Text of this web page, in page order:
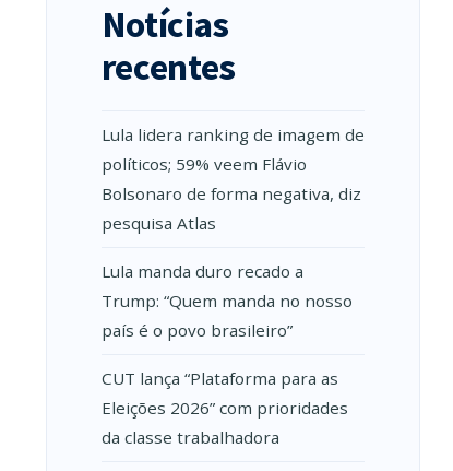
Notícias
recentes
Lula lidera ranking de imagem de
políticos; 59% veem Flávio
Bolsonaro de forma negativa, diz
pesquisa Atlas
Lula manda duro recado a
Trump: “Quem manda no nosso
país é o povo brasileiro”
CUT lança “Plataforma para as
Eleições 2026” com prioridades
da classe trabalhadora